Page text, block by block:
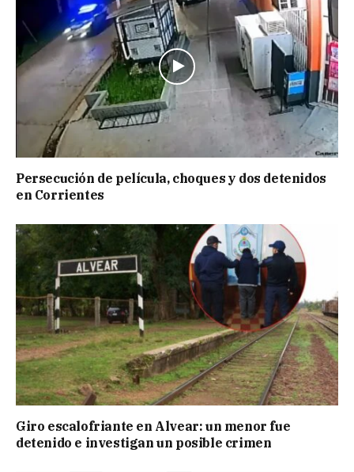
Persecución de película, choques y dos detenidos
en Corrientes
Giro escalofriante en Alvear: un menor fue
detenido e investigan un posible crimen